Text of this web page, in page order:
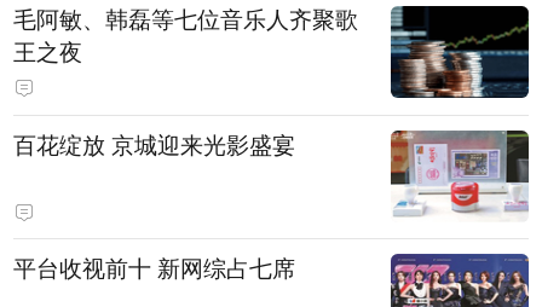
毛阿敏、韩磊等七位音乐人齐聚歌
王之夜
百花绽放 京城迎来光影盛宴
平台收视前十 新网综占七席